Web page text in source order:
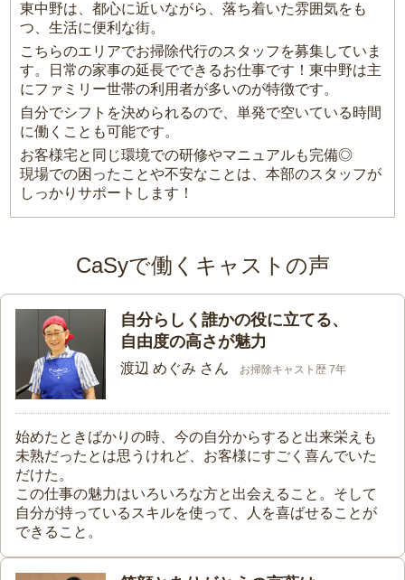
東中野は、都心に近いながら、落ち着いた雰囲気をも
つ、生活に便利な街。
こちらのエリアでお掃除代行のスタッフを募集していま
す。日常の家事の延長でできるお仕事です！東中野は主
にファミリー世帯の利用者が多いのが特徴です。
自分でシフトを決められるので、単発で空いている時間
に働くことも可能です。
お客様宅と同じ環境での研修やマニュアルも完備◎
現場での困ったことや不安なことは、本部のスタッフが
しっかりサポートします！
CaSyで働くキャストの声
自分らしく誰かの役に立てる、
自由度の高さが魅力
渡辺 めぐみ さん お掃除キャスト歴 7年
始めたときばかりの時、今の自分からすると出来栄えも
未熟だったとは思うけれど、お客様にすごく喜んでいた
だけた。
この仕事の魅力はいろいろな方と出会えること。そして
自分が持っているスキルを使って、人を喜ばせることが
できること。